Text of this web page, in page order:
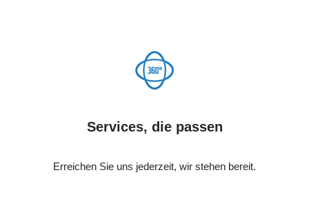
Services, die passen
Erreichen Sie uns jederzeit, wir stehen bereit.